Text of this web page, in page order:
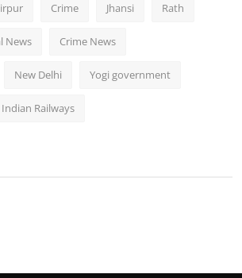
Crime Jhansi Rath
News Crime News
New Delhi Yogi government
Indian Railways